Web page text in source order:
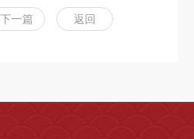
下一篇 返回